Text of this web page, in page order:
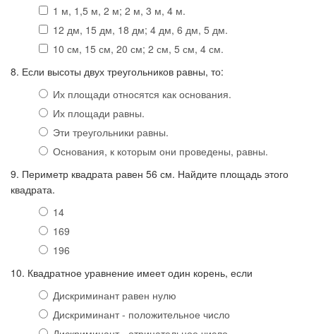
1 м, 1,5 м, 2 м; 2 м, 3 м, 4 м.
12 дм, 15 дм, 18 дм; 4 дм, 6 дм, 5 дм.
10 см, 15 см, 20 см; 2 см, 5 см, 4 см.
8. Если высоты двух треугольников равны, то:
Их площади относятся как основания.
Их площади равны.
Эти треугольники равны.
Основания, к которым они проведены, равны.
9. Периметр квадрата равен 56 см. Найдите площадь этого
квадрата.
14
169
196
10. Квадратное уравнение имеет один корень, если
Дискриминант равен нулю
Дискриминант - положительное число